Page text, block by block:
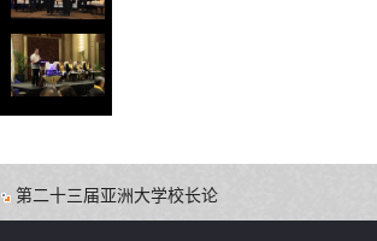
第二十三届亚洲大学校长论坛(AUPF)即将于2025年